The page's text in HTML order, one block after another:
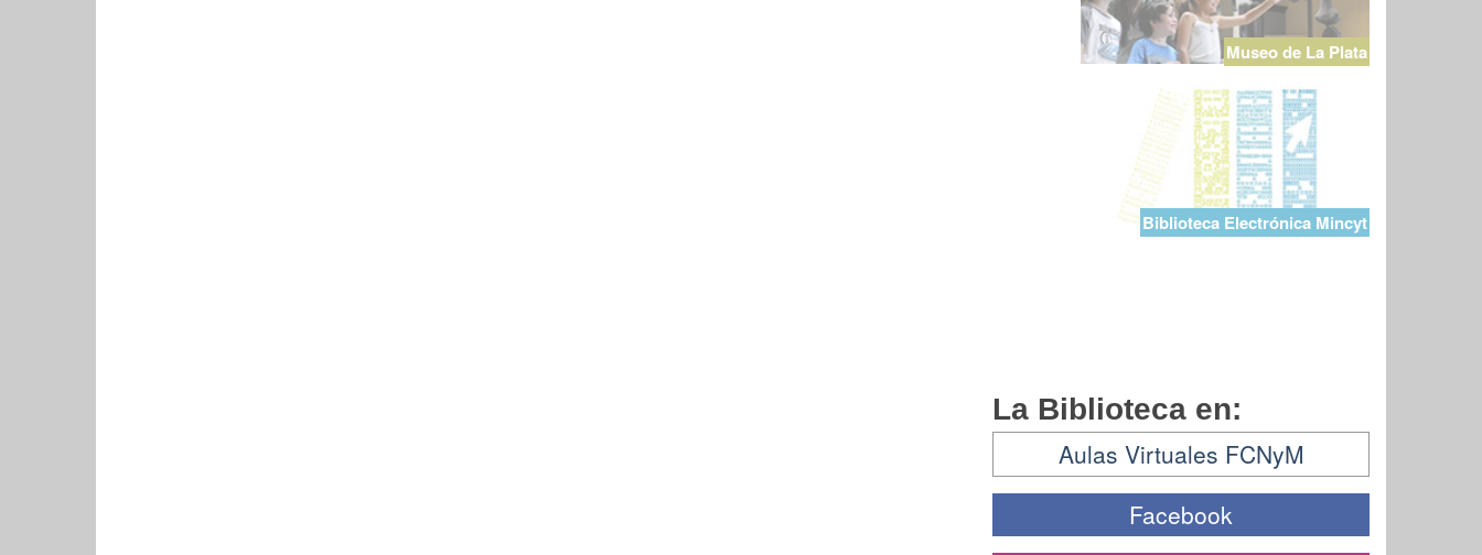
Museo de La Plata
Biblioteca Electrónica Mincyt
La Biblioteca en:
Aulas Virtuales FCNyM
Facebook